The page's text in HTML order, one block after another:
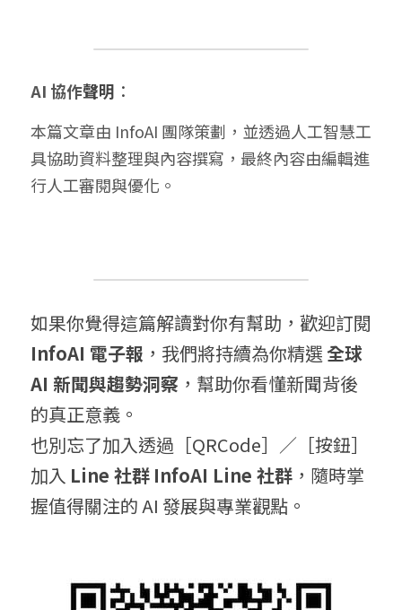
AI 協作聲明 ：
本篇文章由 InfoAI 團隊策劃，並透過人工智慧工
具協助資料整理與內容撰寫，最終內容由編輯進
行人工審閱與優化。
InfoAI 電子報 ，我們將持續為你精選 全球
AI 新聞與趨勢洞察 ，幫助你看懂新聞背後
的真正意義。
也別忘了加入透過［QRCode］／［按鈕］
加入 Line 社群 InfoAI Line 社群 ，隨時掌
握值得關注的 AI 發展與專業觀點。